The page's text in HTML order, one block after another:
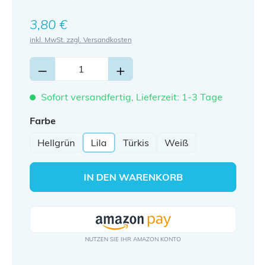
Regulärer Preis:
3,80 €
inkl. MwSt. zzgl. Versandkosten
Sofort versandfertig, Lieferzeit: 1-3 Tage
Farbe
Hellgrün
Lila Türkis Weiß
IN DEN WARENKORB